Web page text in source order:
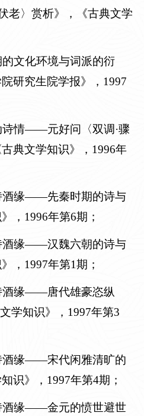
老〉 赏析》
，《古典文学
文化环境与词派的衍
研究生院学报》， 1997
诗情——元好问〈双调·骤
典文学知识》， 1996年
酒缘——先秦时期的诗与
， 1996年第6期 ；
酒缘——汉魏六朝的诗与
， 1997年第1期 ；
酒缘——唐代雄豪恣纵
学知识》， 1997年第3
酒缘——宋代闲雅清旷的
识》， 1997年第4期 ；
酒缘——金元的愤世避世